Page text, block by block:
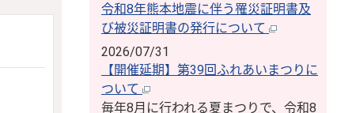
令和8年熊本地震に伴う罹災証明書及
び被災証明書の発行について
2026/07/31
【開催延期】第39回ふれあいまつりに
ついて
毎年8月に行われる夏まつりで、令和8